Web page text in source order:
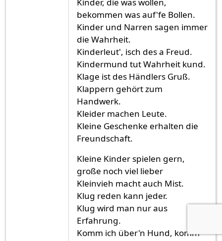
bekommen was auf'fe Bollen.
Kinder und Narren sagen immer
die Wahrheit.
Kinderleut', isch des a Freud.
Kindermund tut Wahrheit kund.
Klage ist des Händlers Gruß.
Klappern gehört zum
Handwerk.
Kleider machen Leute.
Kleine Geschenke erhalten die
Freundschaft.
Kleine Kinder spielen gern,
große noch viel lieber
Kleinvieh macht auch Mist.
Klug reden kann jeder.
Klug wird man nur aus
Erfahrung.
Komm ich über'n Hund, komm